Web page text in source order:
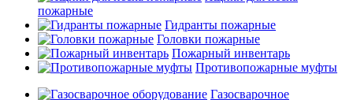
пожарные
Гидранты пожарные
Головки пожарные
Пожарный инвентарь
Противопожарные муфты
Газосварочное